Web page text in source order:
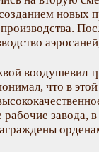
новых
воодушевил
что в этой
завода,